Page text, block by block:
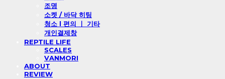
조명
소켓 / 바닥 히팅
청소 l 편의 ㅣ 기타
개인결제창
REPTILE LIFE
SCALES
VANMORI
ABOUT
REVIEW